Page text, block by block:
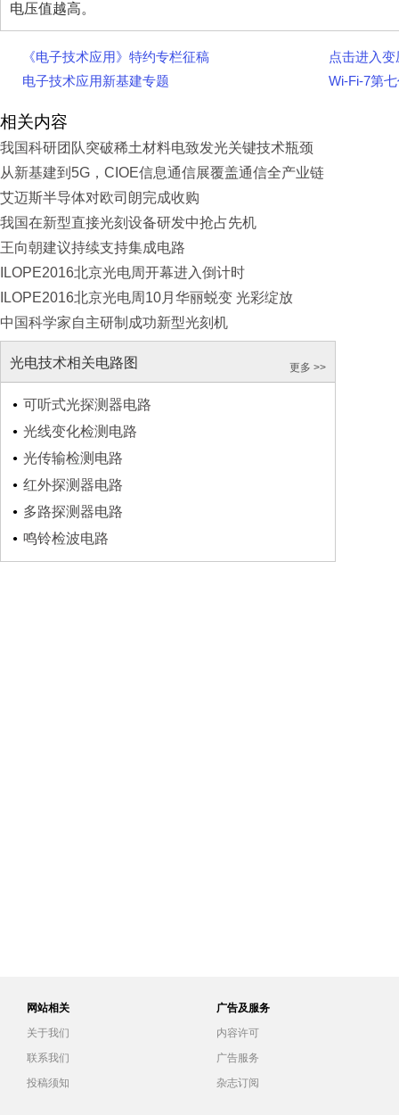
电压值越高。
《电子技术应用》特约专栏征稿
点击进入
电子技术应用新基建专题
Wi-Fi-7第
相关内容
我国科研团队突破稀土材料电致发光关键技术瓶颈
从新基建到5G，CIOE信息通信展覆盖通信全产业链
艾迈斯半导体对欧司朗完成收购
我国在新型直接光刻设备研发中抢占先机
王向朝建议持续支持集成电路
ILOPE2016北京光电周开幕进入倒计时
ILOPE2016北京光电周10月华丽蜕变 光彩绽放
中国科学家自主研制成功新型光刻机
光电技术相关电路图 更多 >>
可听式光探测器电路
光线变化检测电路
光传输检测电路
红外探测器电路
多路探测器电路
鸣铃检波电路
网站相关
关于我们
联系我们
投稿须知
广告及服务
内容许可
广告服务
杂志订阅